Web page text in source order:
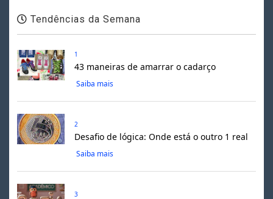
Tendências da Semana
1
43 maneiras de amarrar o cadarço
Saiba mais
2
Desafio de lógica: Onde está o outro 1 real
Saiba mais
3